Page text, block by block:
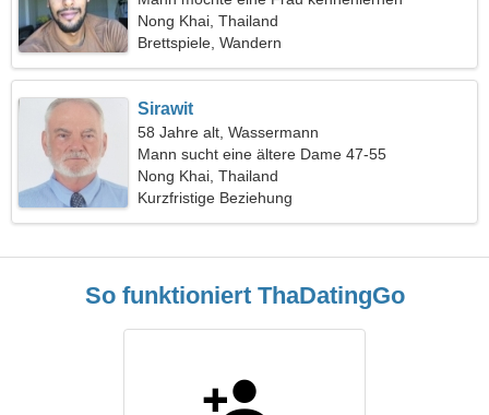
Nong Khai, Thailand
Brettspiele, Wandern
Sirawit
58 Jahre alt, Wassermann
Mann sucht eine ältere Dame 47-55
Nong Khai, Thailand
Kurzfristige Beziehung
So funktioniert ThaDatingGo